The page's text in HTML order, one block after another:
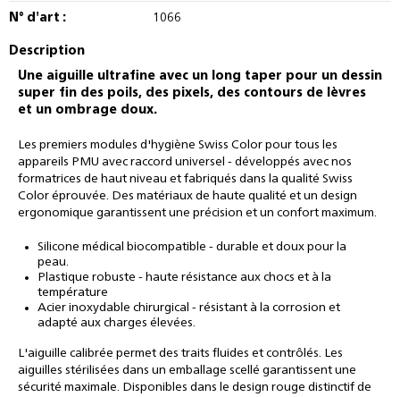
N° d'art : 1066
Description
Une aiguille ultrafine avec un long taper pour un dessin
super fin des poils, des pixels, des contours de lèvres
et un ombrage doux.
Les premiers modules d'hygiène Swiss Color pour tous les
appareils PMU avec raccord universel - développés avec nos
formatrices de haut niveau et fabriqués dans la qualité Swiss
Color éprouvée. Des matériaux de haute qualité et un design
ergonomique garantissent une précision et un confort maximum.
Silicone médical biocompatible - durable et doux pour la
peau.
Plastique robuste - haute résistance aux chocs et à la
température
Acier inoxydable chirurgical - résistant à la corrosion et
adapté aux charges élevées.
L'aiguille calibrée permet des traits fluides et contrôlés. Les
aiguilles stérilisées dans un emballage scellé garantissent une
sécurité maximale. Disponibles dans le design rouge distinctif de